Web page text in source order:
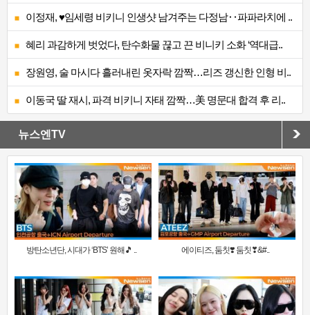
이정재, ♥임세령 비키니 인생샷 남겨주는 다정남‥파파라치에 ..
혜리 과감하게 벗었다, 탄수화물 끊고 끈 비니키 소화 ‘역대급..
장원영, 술 마시다 흘러내린 옷자락 깜짝…리즈 갱신한 인형 비..
이동국 딸 재시, 파격 비키니 자태 깜짝…美 명문대 합격 후 리..
뉴스엔TV
방탄소년단, 시대가 ‘BTS’ 원해🎵 .. 에이티즈, 둠칫❣️ 둠칫❣&#..